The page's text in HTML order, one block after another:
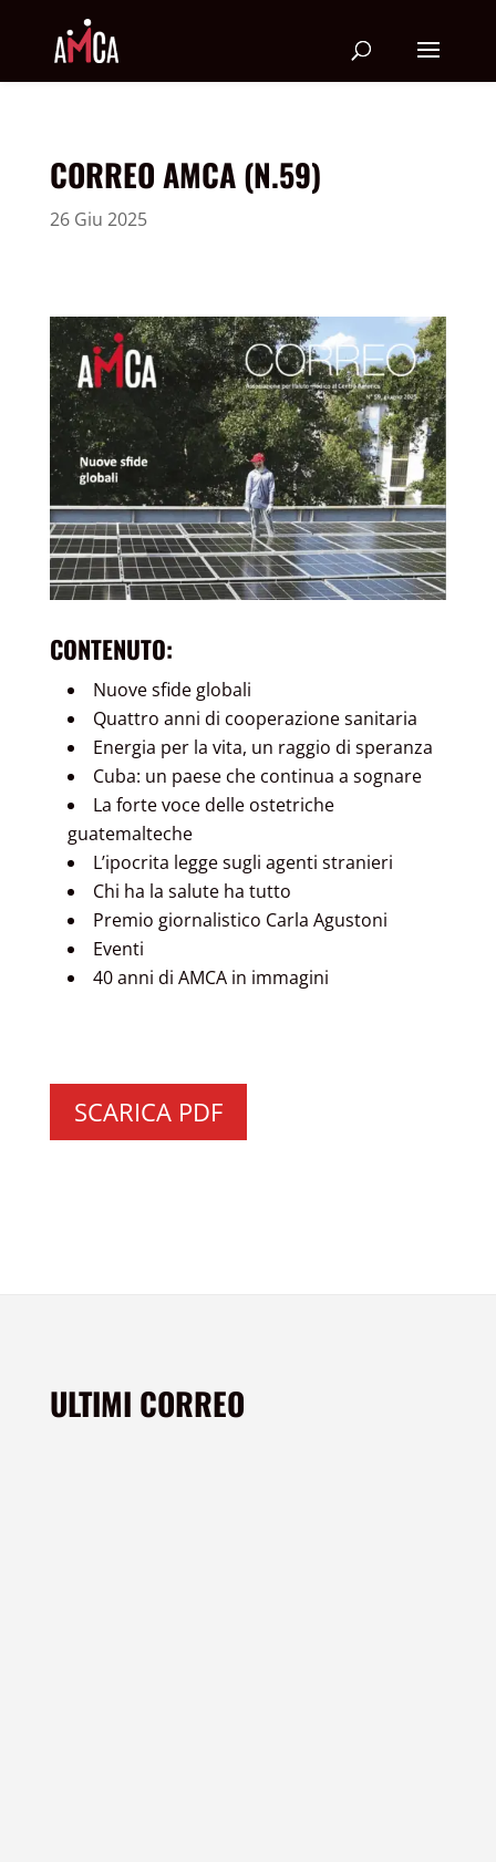
CORREO AMCA (N.59)
26 Giu 2025
CONTENUTO:
Nuove sfide globali
Quattro anni di cooperazione sanitaria
Energia per la vita, un raggio di speranza
Cuba: un paese che continua a sognare
La forte voce delle ostetriche
guatemalteche
L’ipocrita legge sugli agenti stranieri
Chi ha la salute ha tutto
Premio giornalistico Carla Agustoni
Eventi
40 anni di AMCA in immagini
SCARICA PDF
ULTIMI CORREO